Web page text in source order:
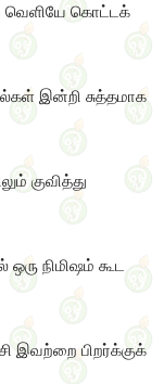
வெளியே கொட்டக்
இன்றி சுத்தமாக
குவித்து
நிமிஷம் கூட
இவற்றை பிறர்க்குக்